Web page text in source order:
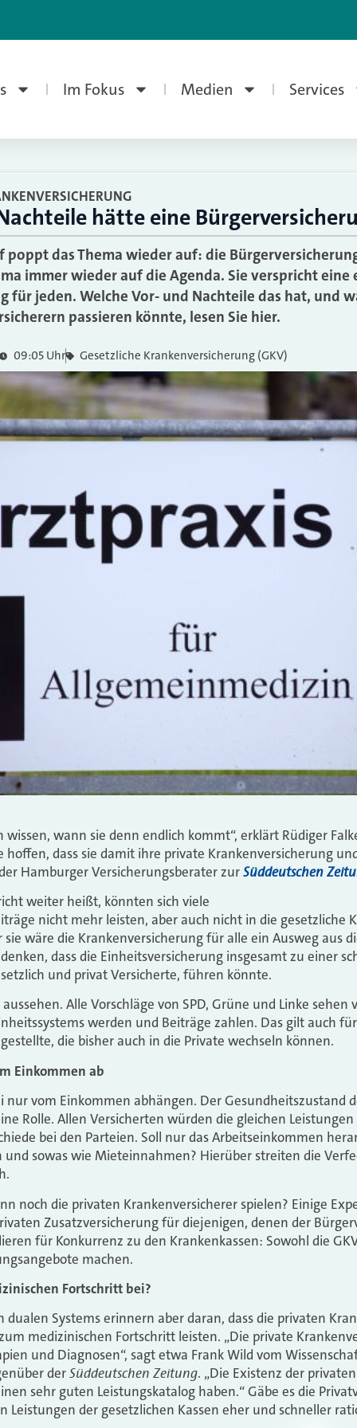
Im Fokus Medien Services
hätte eine
das Thema wieder auf: die
immer wieder auf die Agenda. Sie verspricht
für jeden. Welche Vor- und Nachteile das hat, und
passieren könnte, lesen Sie hier.
09:05 Uhr Gesetzliche Krankenversicherung (GKV)
wissen, wann sie denn endlich kommt“, erklärt Rüdiger
hoffen, dass sie damit ihre private Krankenversicherung
Hamburger Versicherungsberater zurSüddeutschen
weiter heißt, könnten sich viele
nicht mehr leisten, aber auch nicht in die gesetzliche
sie wäre die Krankenversicherung für alle ein Ausweg aus
dass die Einheitsversicherung insgesamt zu einer
und privat Versicherte, führen könnte.
Alle Vorschläge von SPD, Grüne und Linke sehen
werden und Beiträge zahlen. Das gilt auch
die bisher auch in die Private wechseln können.
Einkommen ab
nur vom Einkommen abhängen. Der Gesundheitszustand
Rolle. Allen Versicherten würden die gleichen
bei den Parteien. Soll nur das Arbeitseinkommen
und sowas wie Mieteinnahmen? Hierüber streiten die
noch die privaten Krankenversicherer spielen? Einige
Zusatzversicherung für diejenigen, denen der
für Konkurrenz zu den Krankenkassen: Sowohl die
machen.
Fortschritt bei?
Systems erinnern aber daran, dass die privaten
medizinischen Fortschritt leisten. „Die private
und Diagnosen“, sagt etwa Frank Wild vom
derSüddeutschen Zeitung. „Die Existenz der
sehr guten Leistungskatalog haben.“ Gäbe es die
Leistungen der gesetzlichen Kassen eher und schneller